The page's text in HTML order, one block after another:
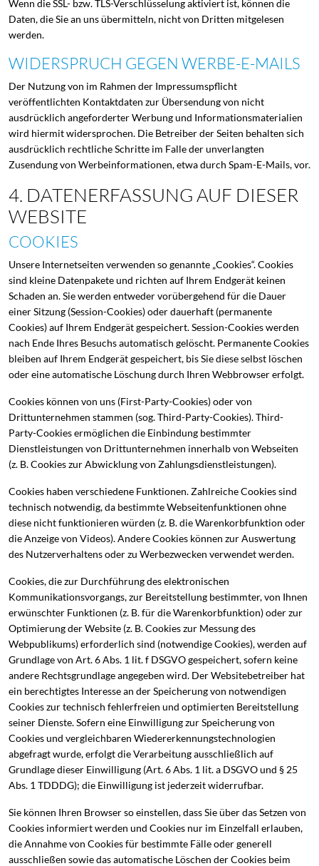
Wenn die SSL- bzw. TLS-Verschlüsselung aktiviert ist, können die
Daten, die Sie an uns übermitteln, nicht von Dritten mitgelesen
werden.
WIDERSPRUCH GEGEN WERBE-E-MAILS
Der Nutzung von im Rahmen der Impressumspflicht
veröffentlichten Kontaktdaten zur Übersendung von nicht
ausdrücklich angeforderter Werbung und Informationsmaterialien
wird hiermit widersprochen. Die Betreiber der Seiten behalten sich
ausdrücklich rechtliche Schritte im Falle der unverlangten
Zusendung von Werbeinformationen, etwa durch Spam-E-Mails, vor.
4. DATENERFASSUNG AUF DIESER
WEBSITE
COOKIES
Unsere Internetseiten verwenden so genannte „Cookies“. Cookies
sind kleine Datenpakete und richten auf Ihrem Endgerät keinen
Schaden an. Sie werden entweder vorübergehend für die Dauer
einer Sitzung (Session-Cookies) oder dauerhaft (permanente
Cookies) auf Ihrem Endgerät gespeichert. Session-Cookies werden
nach Ende Ihres Besuchs automatisch gelöscht. Permanente Cookies
bleiben auf Ihrem Endgerät gespeichert, bis Sie diese selbst löschen
oder eine automatische Löschung durch Ihren Webbrowser erfolgt.
Cookies können von uns (First-Party-Cookies) oder von
Drittunternehmen stammen (sog. Third-Party-Cookies). Third-
Party-Cookies ermöglichen die Einbindung bestimmter
Dienstleistungen von Drittunternehmen innerhalb von Webseiten
(z. B. Cookies zur Abwicklung von Zahlungsdienstleistungen).
Cookies haben verschiedene Funktionen. Zahlreiche Cookies sind
technisch notwendig, da bestimmte Webseitenfunktionen ohne
diese nicht funktionieren würden (z. B. die Warenkorbfunktion oder
die Anzeige von Videos). Andere Cookies können zur Auswertung
des Nutzerverhaltens oder zu Werbezwecken verwendet werden.
Cookies, die zur Durchführung des elektronischen
Kommunikationsvorgangs, zur Bereitstellung bestimmter, von Ihnen
erwünschter Funktionen (z. B. für die Warenkorbfunktion) oder zur
Optimierung der Website (z. B. Cookies zur Messung des
Webpublikums) erforderlich sind (notwendige Cookies), werden auf
Grundlage von Art. 6 Abs. 1 lit. f DSGVO gespeichert, sofern keine
andere Rechtsgrundlage angegeben wird. Der Websitebetreiber hat
ein berechtigtes Interesse an der Speicherung von notwendigen
Cookies zur technisch fehlerfreien und optimierten Bereitstellung
seiner Dienste. Sofern eine Einwilligung zur Speicherung von
Cookies und vergleichbaren Wiedererkennungstechnologien
abgefragt wurde, erfolgt die Verarbeitung ausschließlich auf
Grundlage dieser Einwilligung (Art. 6 Abs. 1 lit. a DSGVO und § 25
Abs. 1 TDDDG); die Einwilligung ist jederzeit widerrufbar.
Sie können Ihren Browser so einstellen, dass Sie über das Setzen von
Cookies informiert werden und Cookies nur im Einzelfall erlauben,
die Annahme von Cookies für bestimmte Fälle oder generell
ausschließen sowie das automatische Löschen der Cookies beim